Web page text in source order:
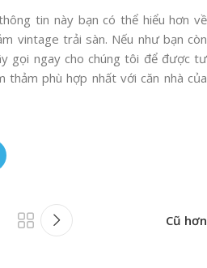
tin này bạn có thể hiểu hơn về
vintage trải sàn. Nếu như bạn còn
gọi ngay cho chúng tôi để được tư
thảm phù hợp nhất với căn nhà của
Cũ hơn